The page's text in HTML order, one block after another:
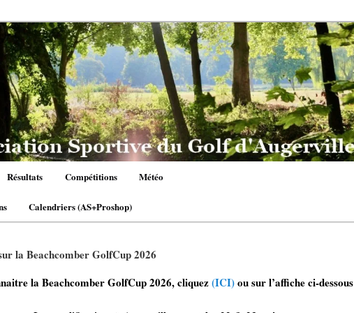
Résultats Compétitions Météo
Calendriers (AS+Proshop)
la Beachcomber GolfCup 2026
la Beachcomber GolfCup 2026, cliquez(ICI)ou sur l’affiche ci-dessous